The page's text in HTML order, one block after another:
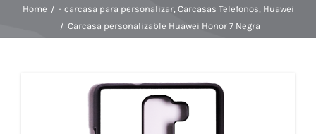
Home / - carcasa para personalizar, Carcasas Telefonos, Huawei
/ Carcasa personalizable Huawei Honor 7 Negra